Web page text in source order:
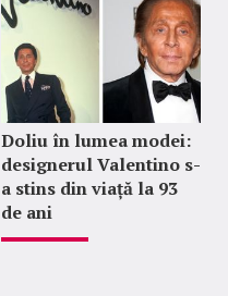
Doliu în lumea modei:
designerul Valentino s-
a stins din viață la 93
de ani